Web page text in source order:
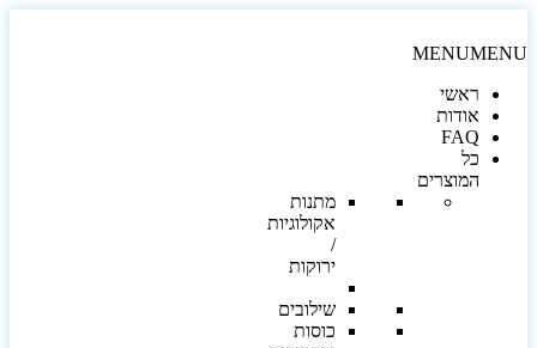
MENU
ראשי
אודות
FAQ
כל
המוצרים
מתנות
אקולוגיות
ירוקות
שילובים
כוסות